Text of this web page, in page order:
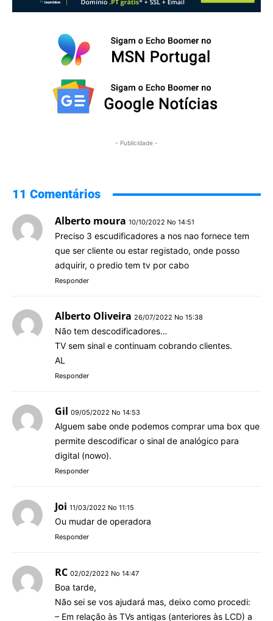
- Publicidade -
11 Comentários
Alberto moura 10/10/2022 No 14:51
Preciso 3 escudificadores a nos nao fornece tem
que ser cliente ou estar registado, onde posso
adquirir, o predio tem tv por cabo
Responder
Alberto Oliveira 26/07/2022 No 15:38
Não tem descodificadores…
TV sem sinal e continuam cobrando clientes.
AL
Responder
Gil 09/05/2022 No 14:53
Alguem sabe onde podemos comprar uma box que
permite descodificar o sinal de analógico para
digital (nowo).
Responder
Joi 11/03/2022 No 11:15
Ou mudar de operadora
Responder
RC 02/02/2022 No 14:47
Boa tarde,
Não sei se vos ajudará mas, deixo como procedi:
– Em relação às TVs antigas (anteriores às LCD) a